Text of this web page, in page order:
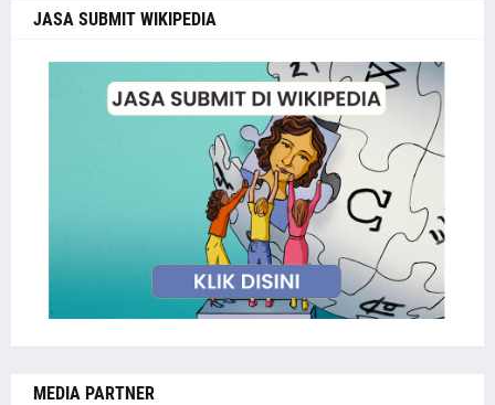
JASA SUBMIT WIKIPEDIA
MEDIA PARTNER